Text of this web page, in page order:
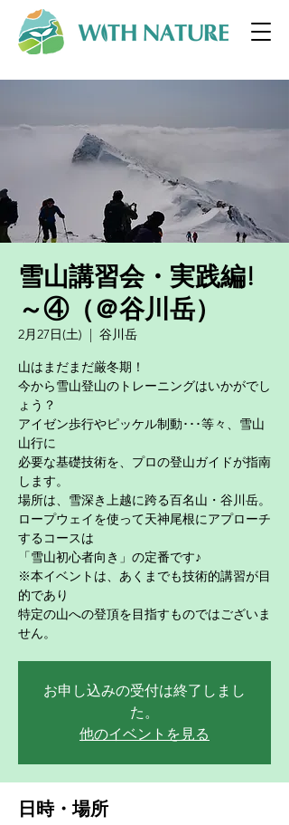
雪山講習会・実践編!
～④（＠谷川岳）
2月27日(土)
  |
谷川岳
山はまだまだ厳冬期！
今から雪山登山のトレーニングはいかがでし
ょう？
アイゼン歩行やピッケル制動･･･等々、雪山
山行に
必要な基礎技術を、プロの登山ガイドが指南
します。
場所は、雪深き上越に跨る百名山・谷川岳。
ロープウェイを使って天神尾根にアプローチ
するコースは
「雪山初心者向き」の定番です♪
※本イベントは、あくまでも技術的講習が目
的であり
特定の山への登頂を目指すものではございま
せん。
お申し込みの受付は終了しまし
た。
他のイベントを見る
日時・場所